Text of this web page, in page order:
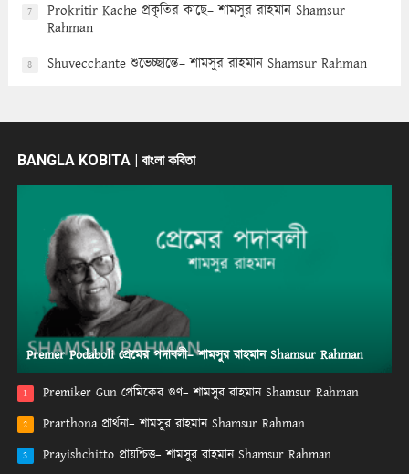
7
Prokritir Kache প্রকৃতির কাছে– শামসুর রাহমান Shamsur
Rahman
8 Shuvecchante শুভেচ্ছান্তে– শামসুর রাহমান Shamsur Rahman
BANGLA KOBITA | বাংলা কবিতা
Premer Podaboli প্রেমের পদাবলী– শামসুর রাহমান Shamsur Rahman
1 Premiker Gun প্রেমিকের গুণ– শামসুর রাহমান Shamsur Rahman
2 Prarthona প্রার্থনা– শামসুর রাহমান Shamsur Rahman
3 Prayishchitto প্রায়শ্চিত্ত– শামসুর রাহমান Shamsur Rahman